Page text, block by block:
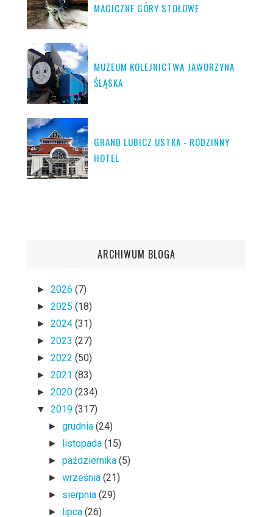
MAGICZNE GÓRY STOŁOWE
MUZEUM KOLEJNICTWA JAWORZYNA
ŚLĄSKA
GRAND LUBICZ USTKA - RODZINNY
HOTEL
ARCHIWUM BLOGA
► 2026 (7)
► 2025 (18)
► 2024 (31)
► 2023 (27)
► 2022 (50)
► 2021 (83)
► 2020 (234)
▼ 2019 (317)
►grudnia(24)
► listopada(15)
►października(5)
►września(21)
► sierpnia(29)
► lipca(26)